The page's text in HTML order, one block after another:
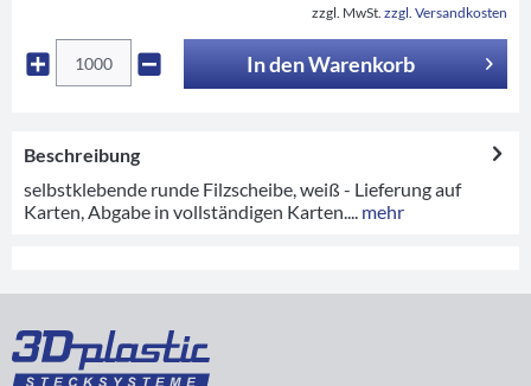
zzgl. MwSt. zzgl. Versandkosten
In denWarenkorb
Beschreibung
selbstklebende runde Filzscheibe, weiß - Lieferung auf
Karten, Abgabe in vollständigen Karten....
mehr